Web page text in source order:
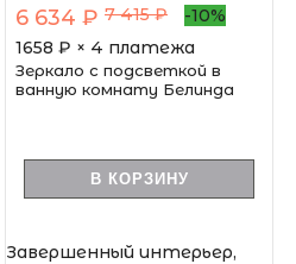
6 634 ₽ 7 415 ₽
-10%
1658 ₽ × 4 платежа
Зеркало с подсветкой в
ванную комнату Белинда
В КОРЗИНУ
Завершенный интерьер,